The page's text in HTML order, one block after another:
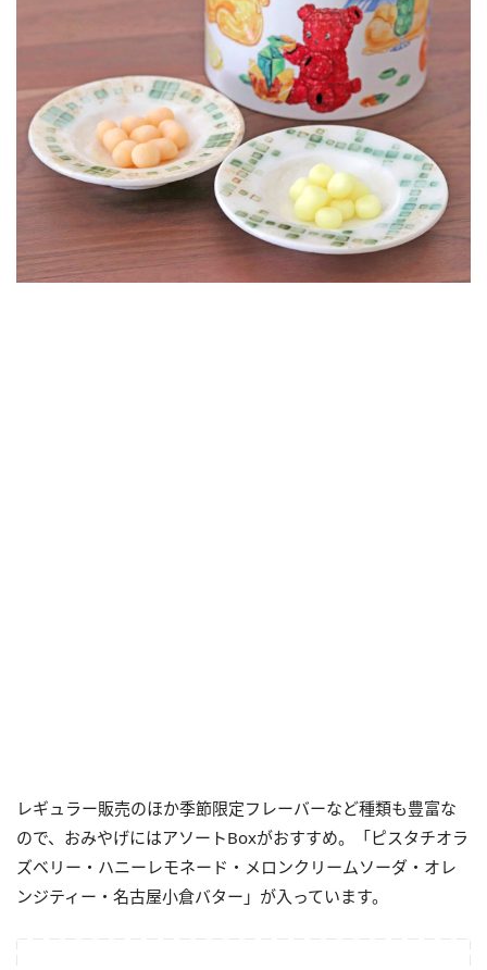
レギュラー販売のほか季節限定フレーバーなど種類も豊富な
ので、おみやげにはアソートBoxがおすすめ。「ピスタチオラ
ズベリー・ハニーレモネード・メロンクリームソーダ・オレ
ンジティー・名古屋小倉バター」が入っています。